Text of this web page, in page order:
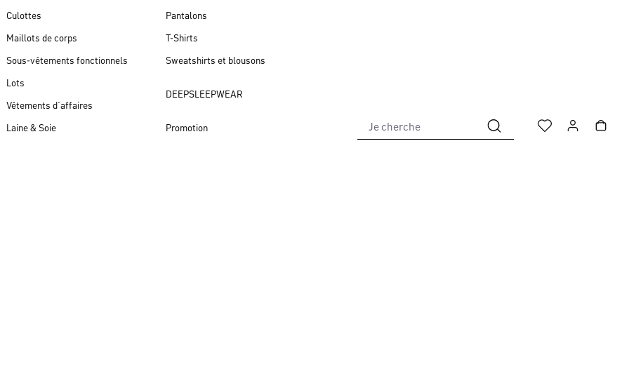
Culottes
Maillots de corps
Sous-vêtements fonctionnels
Lots
Vêtements d´affaires
Laine & Soie
Pantalons
T-Shirts
Sweatshirts et blousons
DEEPSLEEPWEAR
Promotion